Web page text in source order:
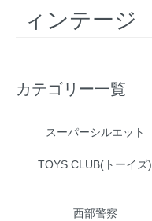
ィンテージ
カテゴリー一覧
スーパーシルエット
TOYS CLUB(トーイズ)
西部警察